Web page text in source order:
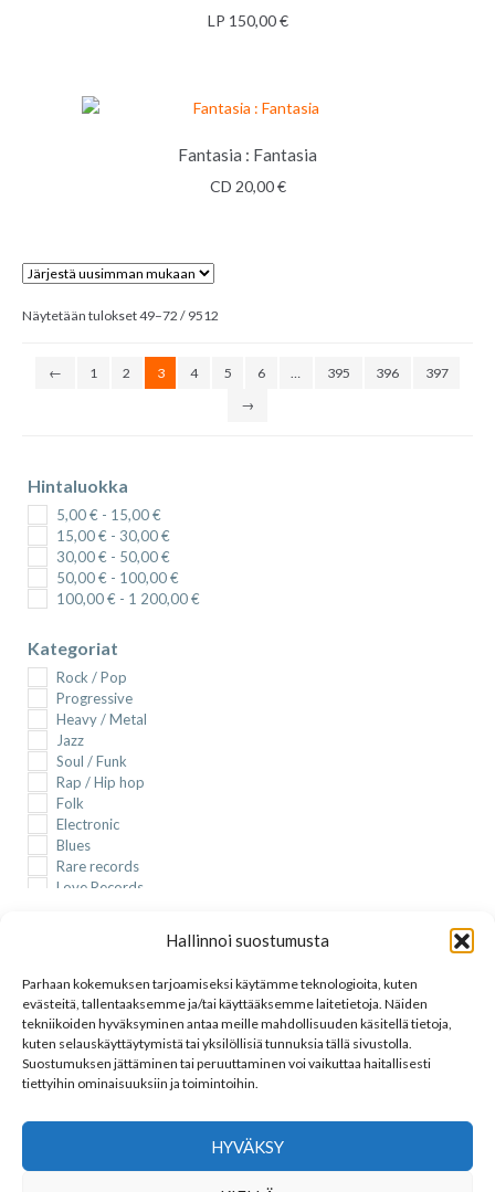
Hallinnoi suostumusta
Parhaan kokemuksen tarjoamiseksi käytämme teknologioita, kuten
evästeitä, tallentaaksemme ja/tai käyttääksemme laitetietoja. Näiden
tekniikoiden hyväksyminen antaa meille mahdollisuuden käsitellä tietoja,
kuten selauskäyttäytymistä tai yksilöllisiä tunnuksia tällä sivustolla.
Suostumuksen jättäminen tai peruuttaminen voi vaikuttaa haitallisesti
tiettyihin ominaisuuksiin ja toimintoihin.
HYVÄKSY
LP 150,00€
Fantasia : Fantasia
CD 20,00€
LISÄÄ OSTOSKORIIN
Näytetään tulokset 49–72 / 9512Sorted
←
1 2 3 4 5 6 395 396
397
→
Hintaluokka
5,00€- 15,00€
15,00€- 30,00€
30,00€- 50,00€
50,00€- 100,00€
100,00€- 1 200,00€
Kategoriat
Rock / Pop
Progressive
Heavy / Metal
Jazz
Soul / Funk
Rap / Hip hop
Folk
Electronic
Blues
Rare records
Love Records
Country
Psychedelic
K-pop
Soundtrack
Classical
Iskelmä
LP uudet
EP
Single
CD